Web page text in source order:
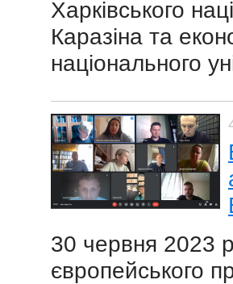
Харківського
Каразіна та
національного
30 червня 2023
європейського